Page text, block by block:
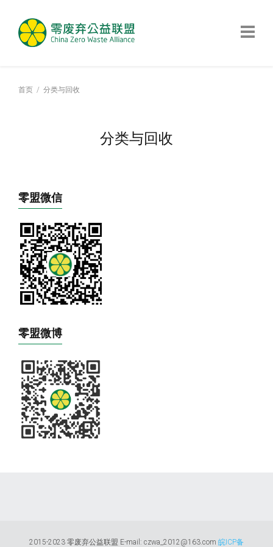
首页 分类与回收
分类与回收
零盟微信
零盟微博
2015-2023 零废弃公益联盟 E-mail: czwa_2012@163.com 皖ICP备